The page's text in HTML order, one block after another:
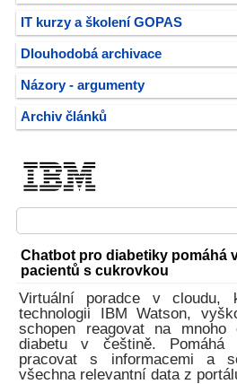
IT kurzy a školení GOPAS
Dlouhodobá archivace
Názory - argumenty
Archiv článků
Chatbot pro diabetiky pomáhá
pacientů s cukrovkou
Virtuální poradce v cloudu,
technologii IBM Watson,
schopen reagovat na
diabetu v češtině. Pomáhá
pracovat s informacemi a
všechna relevantní data z